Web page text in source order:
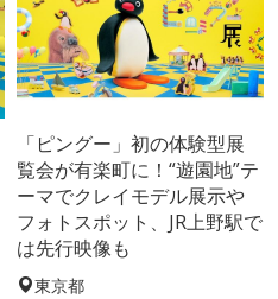
「ピングー」初の体験型展
覧会が有楽町に！“遊園地”テ
ーマでクレイモデル展示や
フォトスポット、JR上野駅で
は先行映像も
東京都